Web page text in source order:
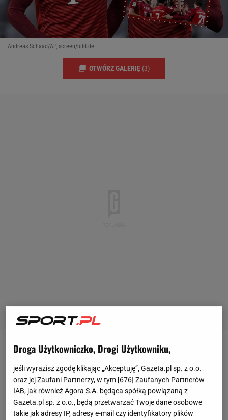
Andreas Schaad/AP, screen/bild.de
OTWÓRZ GALERIĘ (3)
Bayern Monachiumw Bundeslidze jest na szczycie,
ma obecnie dziewięć punktów przewagi nad
Borussią Dortmund. Ale rekordowy mistrz Niemiec
jest również na szczycie tabeli, jeśli chodzi o infekcje
koronawirusa" - zaczyna swój tekst "Bild". I
Droga Użytkowniczko, Drogi Użytkowniku,
jeśli wyrazisz zgodę klikając „Akceptuję”, Gazeta.pl sp. z o.o.
oraz jej Zaufani Partnerzy, w tym [676] Zaufanych Partnerów
IAB, jak również Agora S.A. będąca spółką powiązaną z
Gazeta.pl sp. z o.o., będą przetwarzać Twoje dane osobowe
takie jak adresy IP, adresy e-mail czy identyfikatory plików